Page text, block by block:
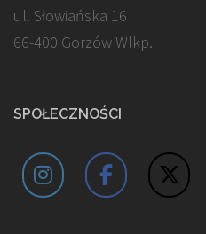
ul. Słowiańska 16
66-400 Gorzów Wlkp.
SPOŁECZNOŚCI